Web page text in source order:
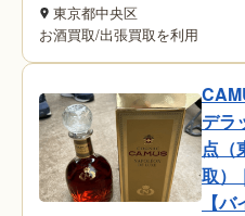
東京都中央区
お酒買取/出張買取を利用
デラ
点（
取）
【バ